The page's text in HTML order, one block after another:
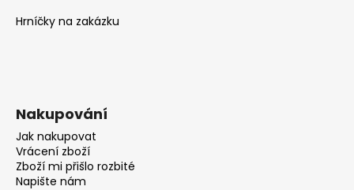
Hrníčky na zakázku
Nakupování
Jak nakupovat
Vrácení zboží
Zboží mi přišlo rozbité
Napište nám